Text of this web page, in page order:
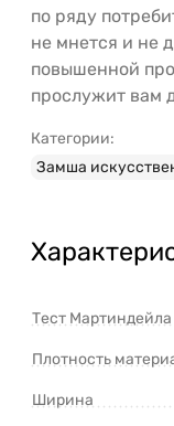
по ряду
не мнется и не
повышенной
прослужит вам
Категории:
Замша
Тест
Плотность
Ширина